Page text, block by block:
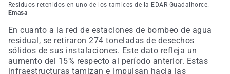
Residuos retenidos en uno de los tamices de la EDAR Guadalhorce.
Emasa
En cuanto a la red de estaciones de bombeo de agua
residual, se retiraron 274 toneladas de desechos
sólidos de sus instalaciones. Este dato refleja un
aumento del 15% respecto al período anterior. Estas
infraestructuras tamizan e impulsan hacia las